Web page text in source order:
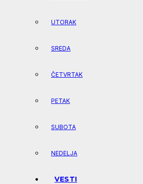
UTORAK
SREDA
ČETVRTAK
PETAK
SUBOTA
NEDELJA
VESTI